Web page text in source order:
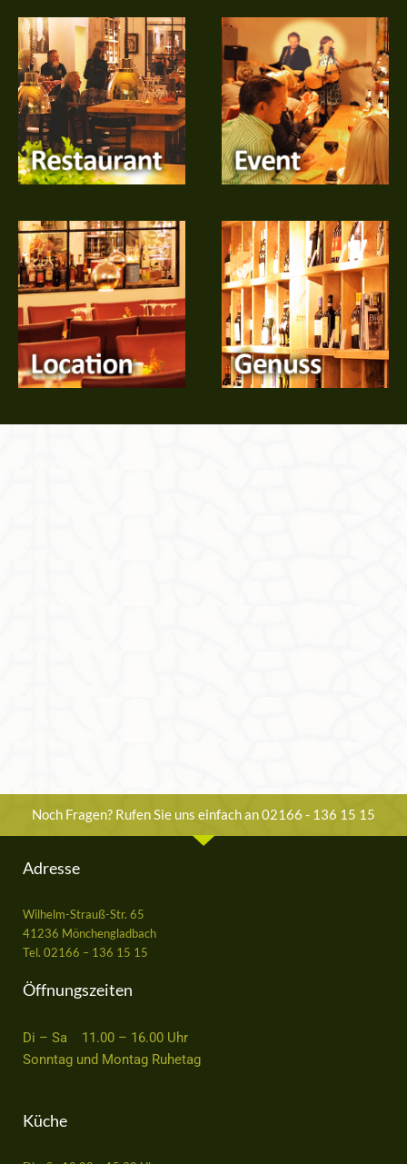
Noch Fragen? Rufen Sie uns einfach an 02166 - 136 15 15
Adresse
Wilhelm-Strauß-Str. 65
41236 Mönchengladbach
Tel. 02166 – 136 15 15
Öffnungszeiten
Di – Sa 11.00 – 16.00 Uhr
Sonntag und Montag Ruhetag
Küche